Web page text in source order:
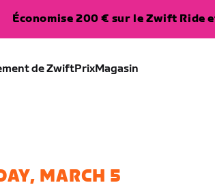
Économise 200 € sur le Zwift Ride
de ZwiftPrixMagasin
MARCH 5